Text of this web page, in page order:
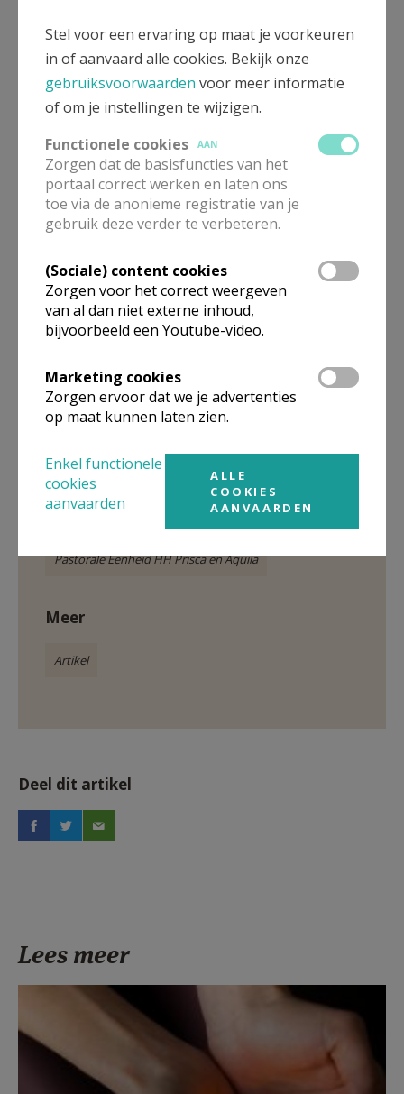
Tekst: RH
Quizzen voor Broederlijk Delen in Westmeerbeek © WD
Pastorale Eenheid HH Prisca en Aquila
Meer
Artikel
Deel dit artikel
Lees meer
Stel voor een ervaring op maat je voorkeuren
in of aanvaard alle cookies. Bekijk onze
gebruiksvoorwaarden voor meer informatie
of om je instellingen te wijzigen.
Functionele cookies
AAN
Zorgen dat de basisfuncties van het
portaal correct werken en laten ons
toe via de anonieme registratie van je
gebruik deze verder te verbeteren.
(Sociale) content cookies
Zorgen voor het correct weergeven
van al dan niet externe inhoud,
bijvoorbeeld een Youtube-video.
Marketing cookies
Zorgen ervoor dat we je advertenties
op maat kunnen laten zien.
Enkel functionele
cookies
aanvaarden
ALLE
COOKIES
AANVAARDEN